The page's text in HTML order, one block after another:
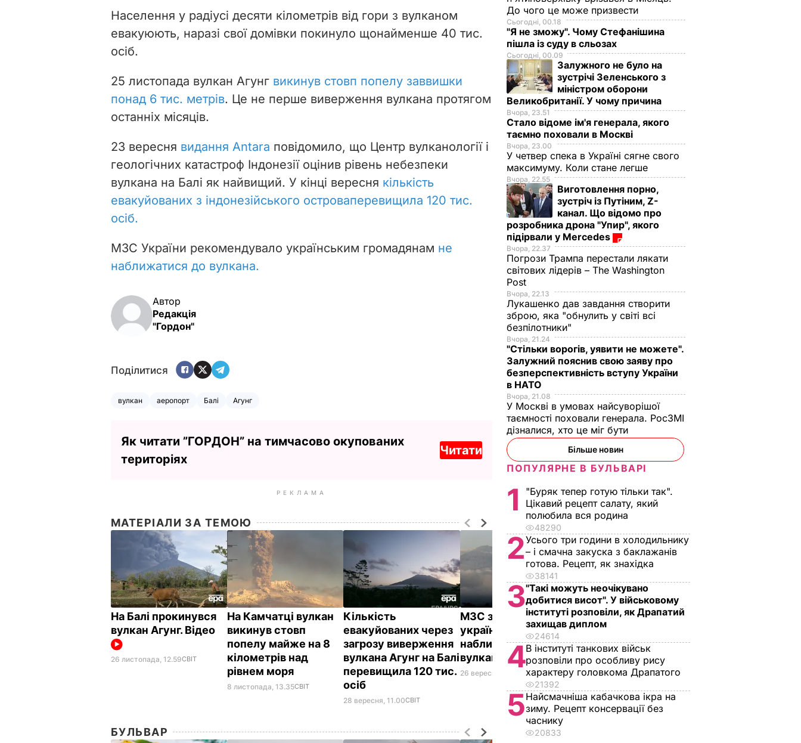
Населення у радіусі десяти кілометрів від гори з вулканом
евакуюють, наразі свої домівки покинуло щонайменше 40 тис.
осіб.
25 листопада вулкан Агунг викинув стовп попелу заввишки
понад 6 тис. метрів. Це не перше виверження вулкана протягом
останніх місяців.
23 вересня видання Antara повідомило, що Центр вулканології і
геологічних катастроф Індонезії оцінив рівень небезпеки
вулкана на Балі як найвищий. У кінці вересня кількість
евакуйованих з індонезійського островаперевищила 120 тис.
осіб.
МЗС України рекомендувало українським громадянам не
наближатися до вулкана.
Автор
Редакція
"Гордон"
Поділитися
вулкан аеропорт Балі Агунг
Як читати ”ГОРДОН” на тимчасово окупованих
територіях
Читати
РЕКЛАМА
МАТЕРІАЛИ ЗА ТЕМОЮ
На Балі прокинувся
вулкан Агунг. Відео
26 листопада, 12.59СВІТ
На Камчатці вулкан
викинув стовп
попелу майже на 8
кілометрів над
рівнем моря
8 листопада, 13.35СВІТ
Кількість
евакуйованих через
загрозу виверження
вулкана Агунг на Балі
перевищила 120 тис.
осіб
28 вересня, 11.00СВІТ
МЗС закликало
українців на Балі не
наближатися до
вулкана Агунг
26 вересня, 10.33 СВІТ
На Балі в очікуванні
виверження вулкана
евакуйовано
приблизно 50 тисяч
осіб. Фоторепортаж
25 вересня, 15.08ПОДІЇ
БУЛЬВАР
До чого це може призвести
Сьогодні, 00.18
"Я не зможу". Чому Стефанішина
пішла із суду в сльозах
Сьогодні, 00.09
Залужного не було на
зустрічі Зеленського з
міністром оборони
Великобританії. У чому причина
Вчора, 23.51
Стало відоме ім'я генерала, якого
таємно поховали в Москві
Вчора, 23.00
У четвер спека в Україні сягне свого
максимуму. Коли стане легше
Вчора, 22.55
Виготовлення порно,
зустріч із Путіним, Z-
канал. Що відомо про
розробника дрона "Упир", якого
підірвали у Mercedes
Вчора, 22.37
Погрози Трампа перестали лякати
світових лідерів – The Washington
Post
Вчора, 22.13
Лукашенко дав завдання створити
зброю, яка "обнулить у світі всі
безпілотники"
Вчора, 21.24
"Стільки ворогів, уявити не можете".
Залужний пояснив свою заяву про
безперспективність вступу України
в НАТО
Вчора, 21.08
У Москві в умовах найсуворішої
таємності поховали генерала. РосЗМІ
дізналися, хто це міг бути
Більше новин
ПОПУЛЯРНЕ В БУЛЬВАРІ
1
"Буряк тепер готую тільки так".
Цікавий рецепт салату, який
полюбила вся родина
48290
2Усього три години в холодильнику
– і смачна закуска з баклажанів
готова. Рецепт, як знахідка
38141
3"Такі можуть неочікувано
добитися висот". У військовому
інституті розповіли, як Драпатий
захищав диплом
24614
4В інституті танкових військ
розповіли про особливу рису
характеру головкома Драпатого
21392
5Найсмачніша кабачкова ікра на
зиму. Рецепт консервації без
часнику
20833